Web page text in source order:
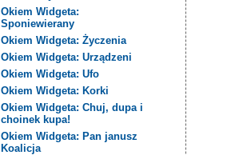
Okiem Widgeta:
Sponiewierany
Okiem Widgeta: Życzenia
Okiem Widgeta: Urządzeni
Okiem Widgeta: Ufo
Okiem Widgeta: Korki
Okiem Widgeta: Chuj, dupa i
choinek kupa!
Okiem Widgeta: Pan janusz
Koalicja